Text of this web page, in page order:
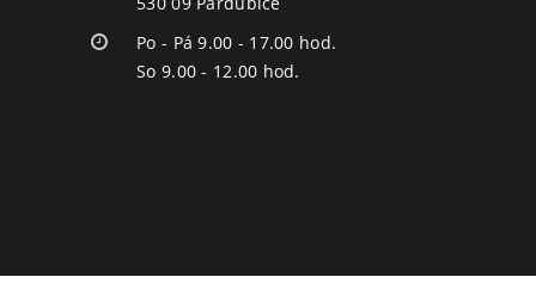
Po - Pá 9.00 - 17.00 hod.
So 9.00 - 12.00 hod.